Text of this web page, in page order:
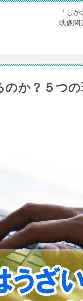
「し
映像関
か？５つ